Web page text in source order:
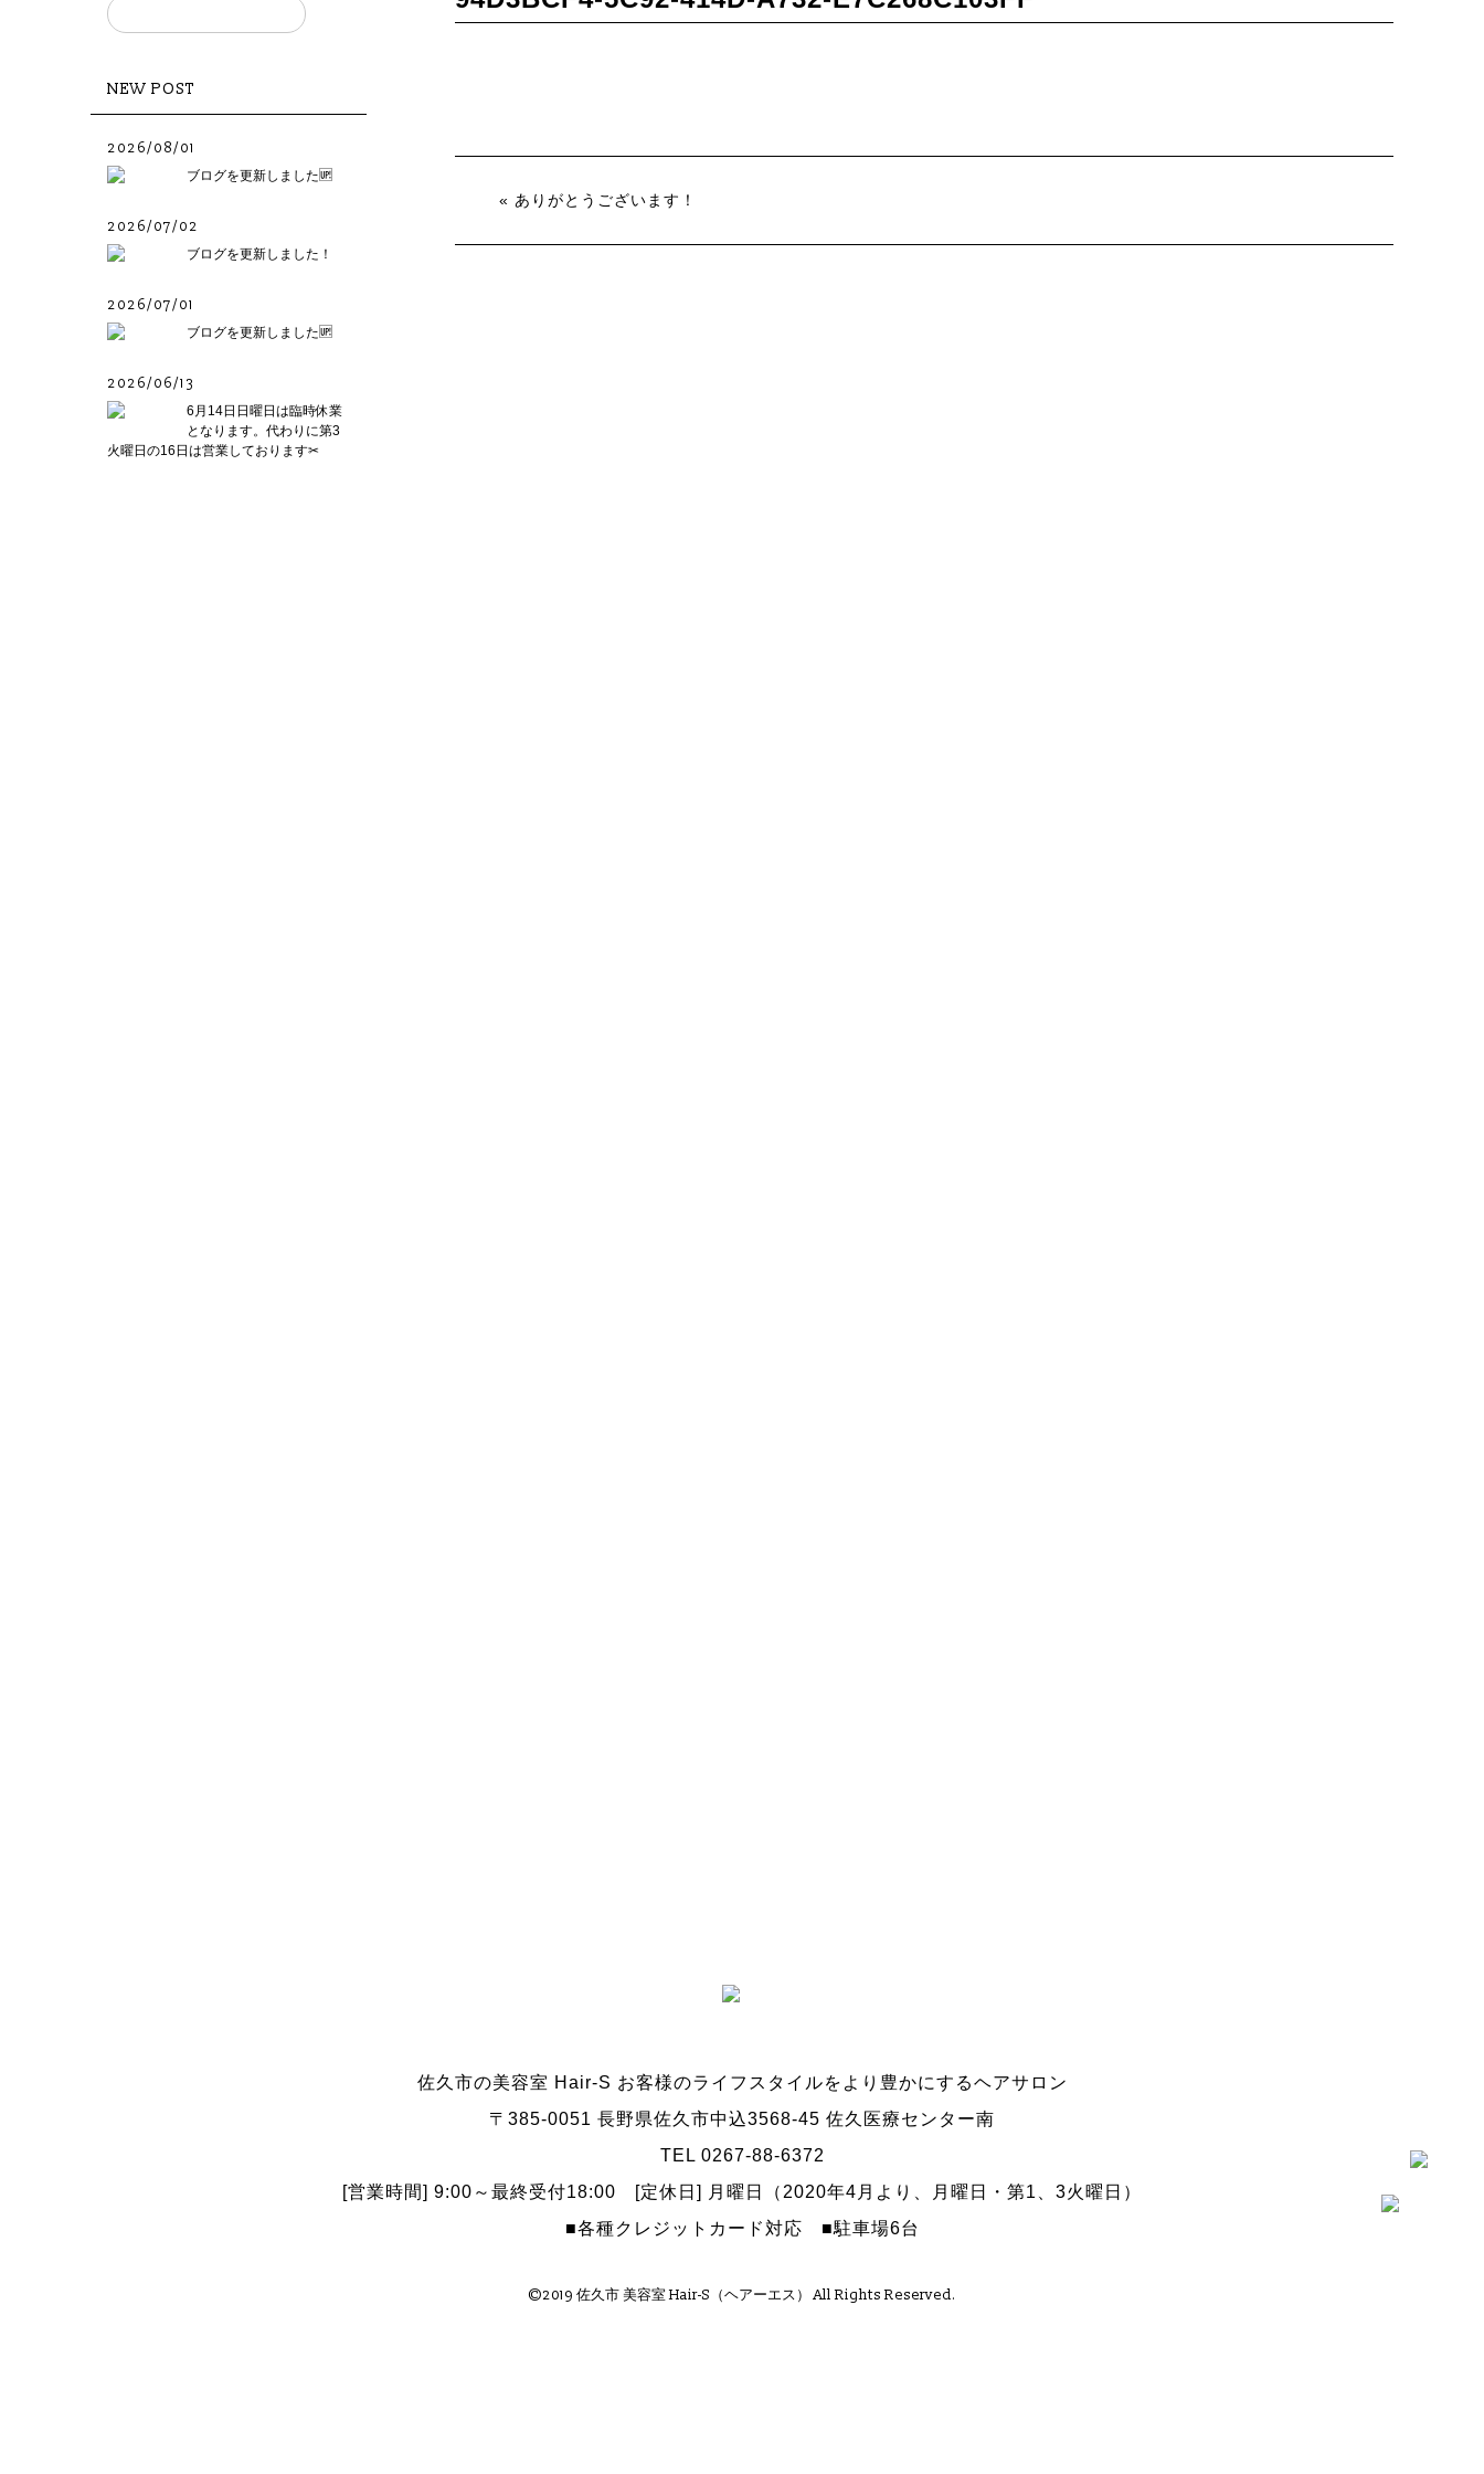
« ありがとうございます！
NEW POST
2026/08/01
ブログを更新しました🆙
2026/07/02
ブログを更新しました！
2026/07/01
ブログを更新しました🆙
2026/06/13
6月14日日曜日は臨時休業
となります。代わりに第3
火曜日の16日は営業しております✂︎
佐久市の美容室 Hair-S お客様のライフスタイルをより豊かにするヘアサロン
〒385-0051 長野県佐久市中込3568-45 佐久医療センター南
TEL 0267-88-6372
[営業時間] 9:00～最終受付18:00
[定休日] 月曜日（2020年4月より、月曜日・第1、3火曜日）
■各種クレジットカード対応 ■駐車場6台
©2019 佐久市 美容室 Hair-S（ヘアーエス） All Rights Reserved.